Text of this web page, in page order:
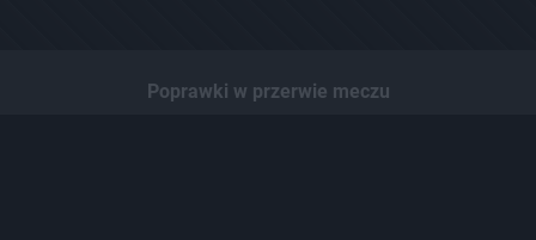
Poprawki w przerwie meczu